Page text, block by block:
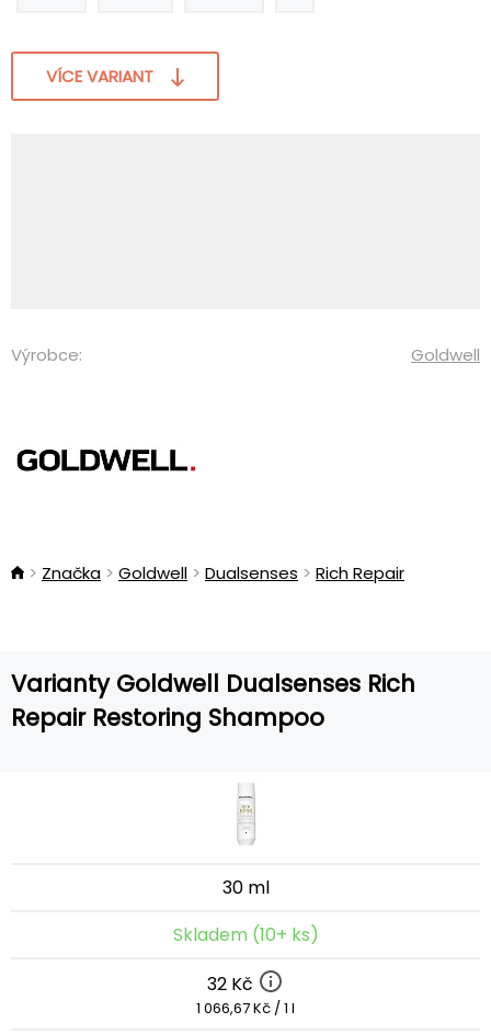
VÍCE VARIANT
Výrobce: Goldwell
Značka Goldwell Dualsenses Rich Repair
Varianty Goldwell Dualsenses Rich
Repair Restoring Shampoo
30 ml
Skladem (10+ ks)
32 Kč
1 066,67 Kč / 1 l